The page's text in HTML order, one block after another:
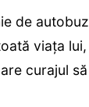
de autobuz
viața lui,
curajul să